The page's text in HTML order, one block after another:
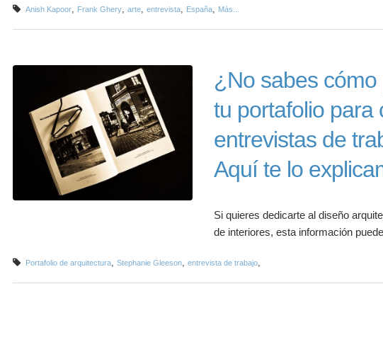
Anish Kapoor Frank Ghery arte entrevista España Más...
¿No sabes
tu portafolio para
entrevistas de
Aquí te lo
Si quieres dedicarte al diseño
de interiores, esta información
Portafolio de arquitectura Stephanie Gleeson entrevista de trabajo